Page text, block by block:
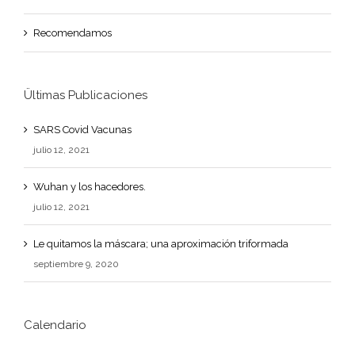
Recomendamos
Ültimas Publicaciones
SARS Covid Vacunas
julio 12, 2021
Wuhan y los hacedores.
julio 12, 2021
Le quitamos la máscara; una aproximación triformada
septiembre 9, 2020
Calendario